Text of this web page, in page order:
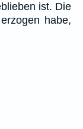
ist. Die
habe,